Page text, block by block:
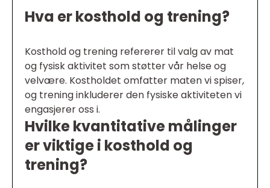
Hva er kosthold og trening?
Kosthold og trening refererer til valg av mat
og fysisk aktivitet som støtter vår helse og
velvære. Kostholdet omfatter maten vi spiser,
og trening inkluderer den fysiske aktiviteten vi
engasjerer oss i.
Hvilke kvantitative målinger
er viktige i kosthold og
trening?